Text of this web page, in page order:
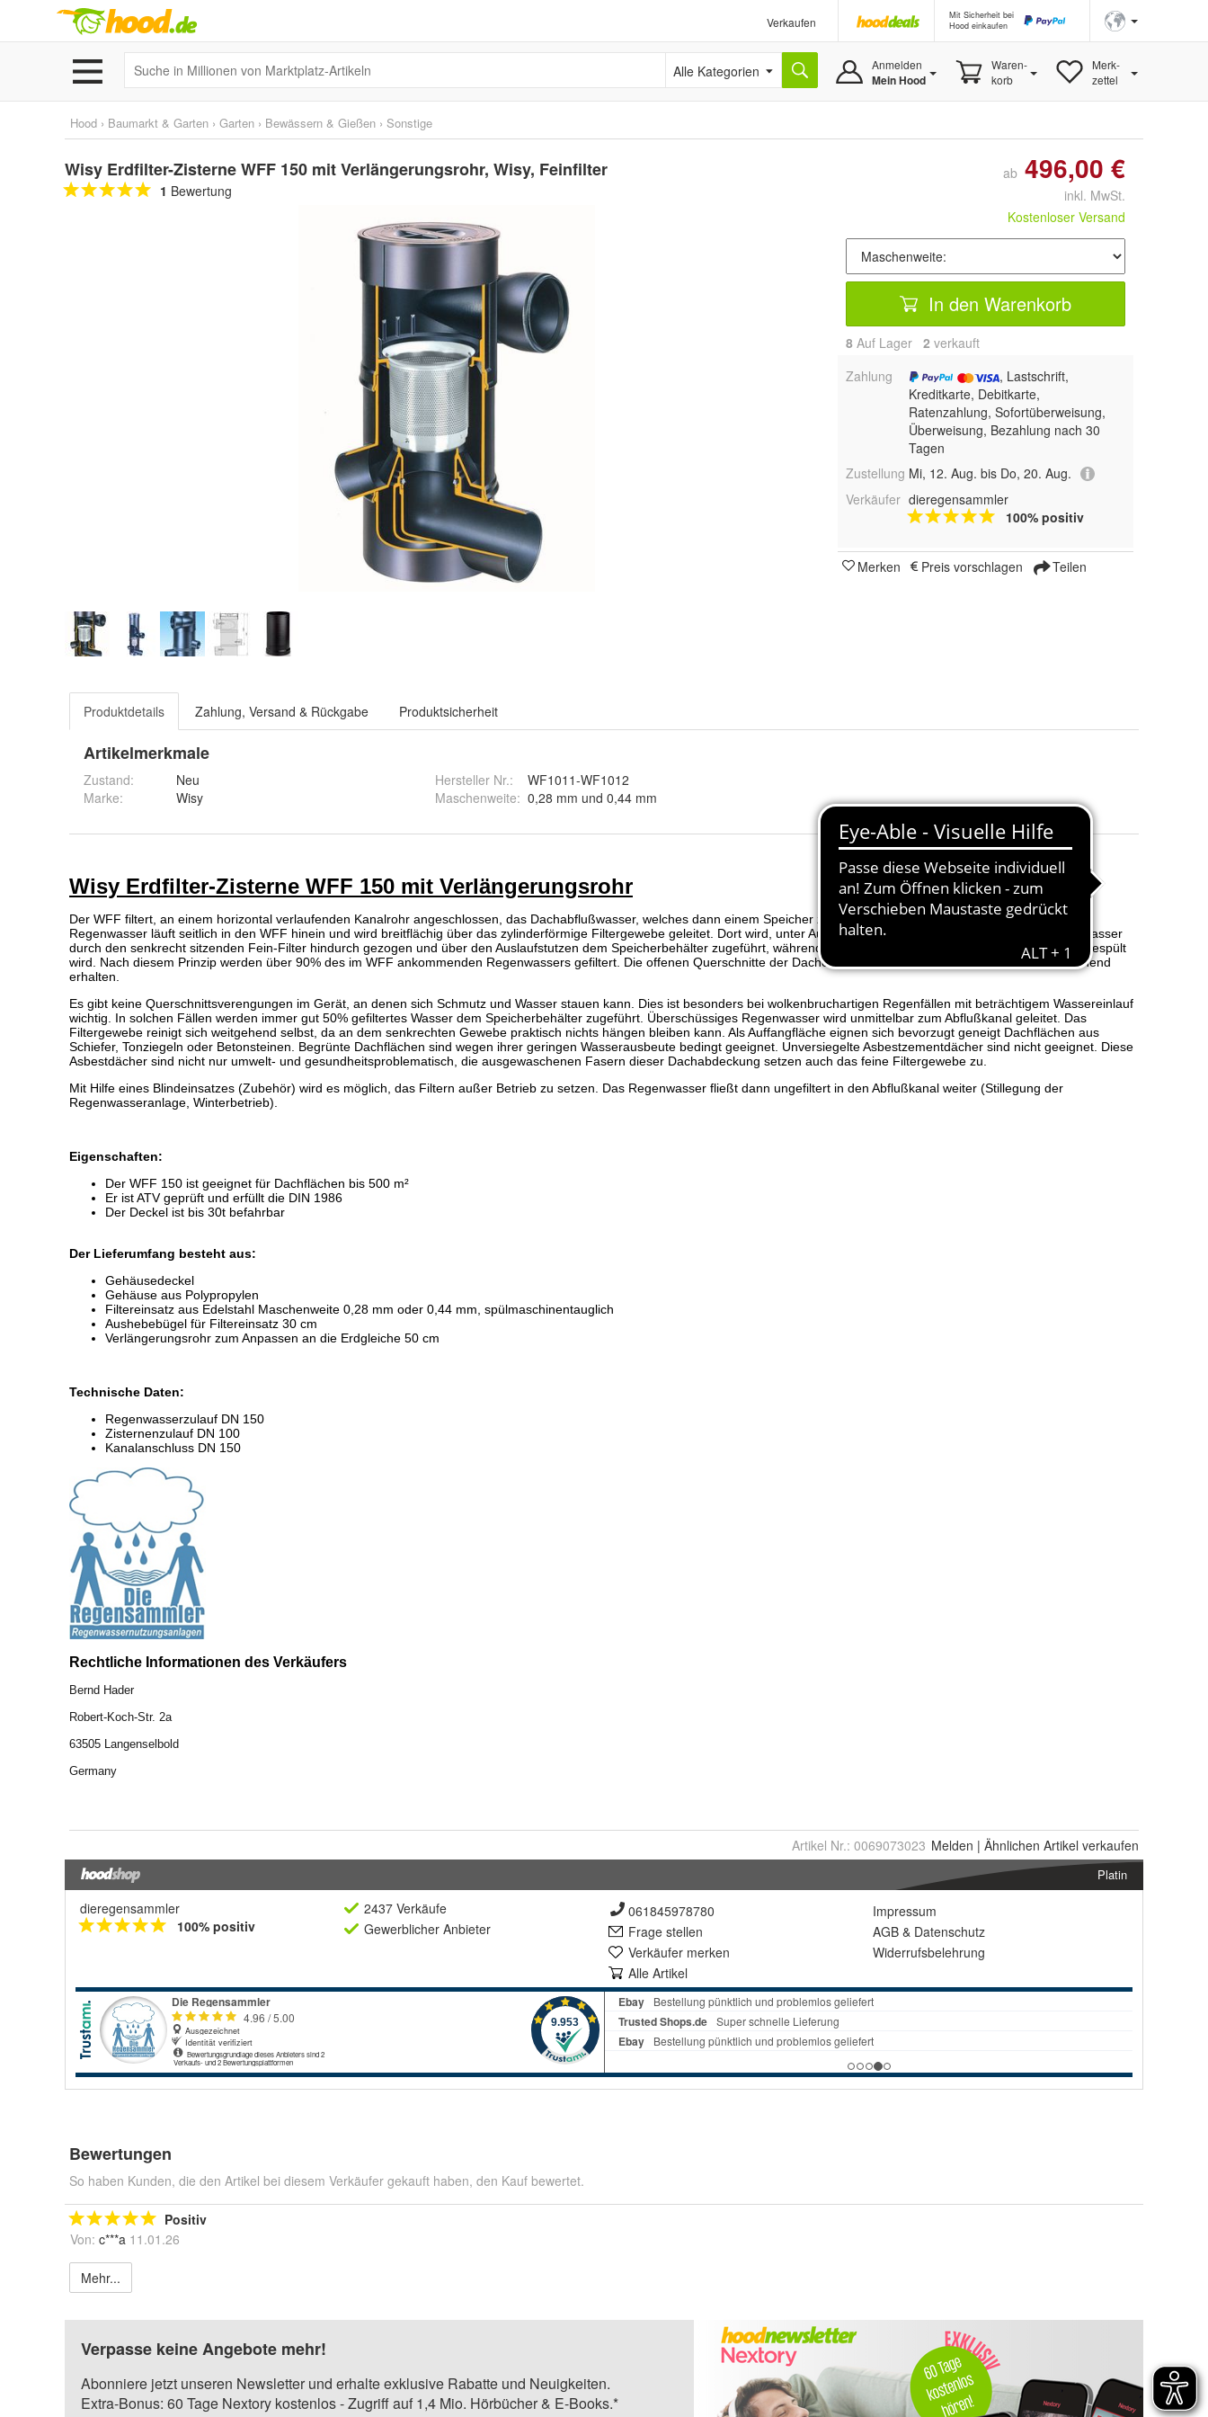
Verkaufen
Mit Sicherheit bei
Hood einkaufen
Alle Kategorien Anmelden
Mein Hood
Waren-
korb
Merk-
zettel
Hood › Baumarkt & Garten › Garten › Bewässern & Gießen › Sonstige
Wisy Erdfilter-Zisterne WFF 150 mit Verlängerungsrohr, Wisy, Feinfilter
1 Bewertung
ab 496,00 €
inkl. MwSt.
Kostenloser Versand
In den Warenkorb
8 Auf Lager 2 verkauft
Zahlung
, Lastschrift,
Kreditkarte, Debitkarte,
Ratenzahlung, Sofortüberweisung,
Überweisung, Bezahlung nach 30
Tagen
Zustellung Mi, 12. Aug. bis Do, 20. Aug.
Verkäufer dieregensammler
100% positiv
Merken Preis vorschlagen Teilen
Produktdetails Zahlung, Versand & Rückgabe Produktsicherheit
Artikelmerkmale
Zustand:
Neu
Marke:
Wisy
Hersteller Nr.:
WF1011-WF1012
Maschenweite: 0,28 mm und 0,44 mm
Artikel Nr.: 0069073023 Melden | Ähnlichen Artikel verkaufen
Platin
dieregensammler
100% positiv
2437 Verkäufe
Gewerblicher Anbieter
061845978780
Frage stellen
Verkäufer merken
Alle Artikel
Impressum
AGB & Datenschutz
Widerrufsbelehrung
Bewertungen
So haben Kunden, die den Artikel bei diesem Verkäufer gekauft haben, den Kauf bewertet.
Positiv
Von: c***a 11.01.26
Mehr...
Verpasse keine Angebote mehr!
Abonniere jetzt unseren Newsletter und erhalte exklusive Rabatte und Neuigkeiten.
Extra-Bonus: 60 Tage Nextory kostenlos - Zugriff auf 1,4 Mio. Hörbücher & E-Books.*